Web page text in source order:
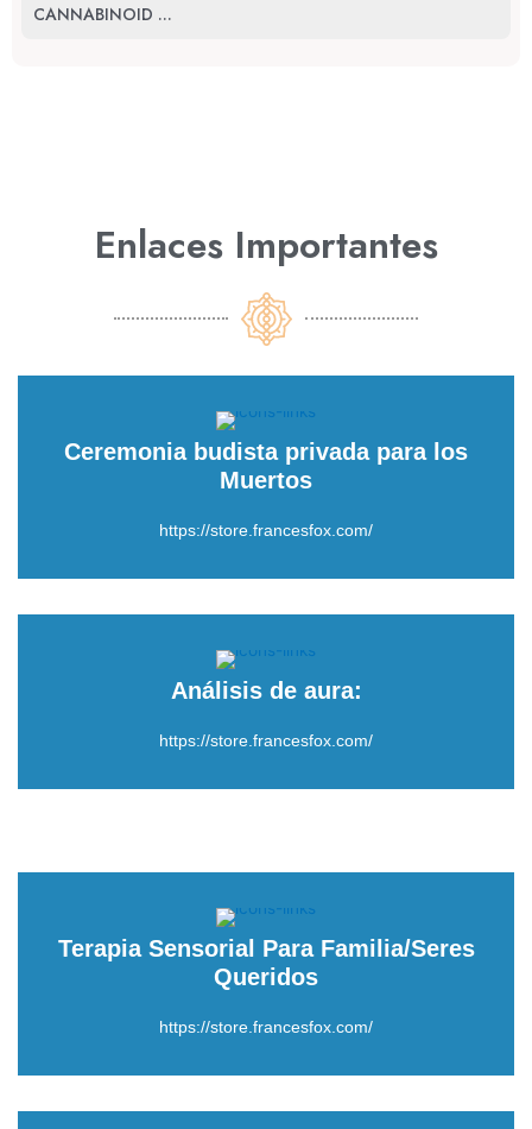
CANNABINOID ...
Enlaces Importantes
Ceremonia budista privada para los
Muertos
https://store.francesfox.com/
Análisis de aura:
https://store.francesfox.com/
Terapia Sensorial Para Familia/Seres
Queridos
https://store.francesfox.com/